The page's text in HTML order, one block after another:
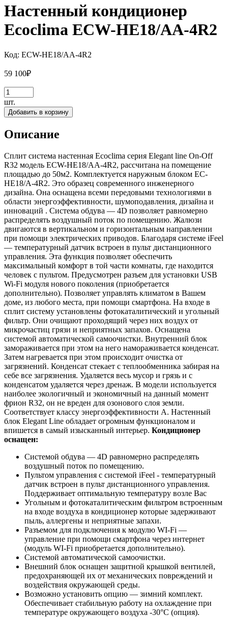
Настенный кондиционер
Ecoclima ECW-HE18/AA-4R2
Код: ECW-HE18/AA-4R2
59 100₽
шт.
Добавить в корзину
Описание
Сплит система настенная Ecoclima серия Elegant line On-Off
R32 модель ECW-HE18/AA-4R2, рассчитана на помещение
площадью до 50м2. Комплектуется наружным блоком EC-
HE18/A-4R2. Это образец современного инженерного
дизайна. Она оснащена всеми передовыми технологиями в
области энергоэффективности, шумоподавления, дизайна и
инноваций . Система обдува — 4D позволяет равномерно
распределять воздушный поток по помещению. Жалюзи
двигаются в вертикальном и горизонтальным направлении
при помощи электрических приводов. Благодаря системе iFeel
— температурный датчик встроен в пульт дистанционного
управления. Эта функция позволяет обеспечить
максимальный комфорт в той части комнаты, где находится
человек с пультом. Предусмотрен разъем для установки USB
Wi-Fi модуля нового поколения (приобретается
дополнительно). Позволяет управлять климатом в Вашем
доме, из любого места, при помощи смартфона. На входе в
сплит систему установлены фотокаталитический и угольный
фильтр. Они очищают проходящий через них воздух от
микрочастиц грязи и неприятных запахов. Оснащена
системой автоматической самоочистки. Внутренний блок
замораживается при этом на него намораживается конденсат.
Затем нагревается при этом происходит очистка от
загрязнений. Конденсат стекает с теплообменника забирая на
себе все загрязнения. Удаляется весь мусор и грязь и с
конденсатом удаляется через дренаж. В модели используется
наиболее экологичный и экономичный на данный момент
фрион R32, он не вреден для озонового слоя земли.
Соответствует классу энергоэффективности A. Настенный
блок Elegant Line обладает огромным функционалом и
впишется в самый изысканный интерьер. Кондиционер
оснащен:
Системой обдува — 4D равномерно распределять
воздушный поток по помещению.
Пультом управления с системой iFeel - температурный
датчик встроен в пульт дистанционного управления.
Поддерживает оптимальную температуру возле Вас
Угольным и фотокаталитическим фильтром встроенным
на входе воздуха в кондиционер которые задерживают
пыль, аллергены и неприятные запахи.
Разъемом для подключения к модулю WI-Fi —
управление при помощи смартфона через интернет
(модуль WI-Fi приобретается дополнительно).
Системой автоматической самоочистки.
Внешний блок оснащен защитной крышкой вентилей,
предохраняющей их от механических повреждений и
воздействия окружающей среды.
Возможно установить опцию — зимний комплект.
Обеспечивает стабильную работу на охлаждение при
температуре окружающего воздуха -30°С (опция).